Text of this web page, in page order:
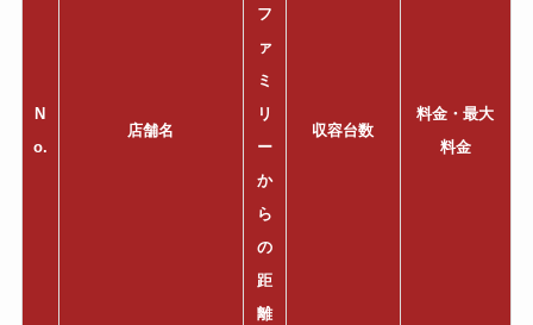
N
o.
店舗名
フ
ァ
ミ
リ
ー
か
ら
の
距
離
収容台数
料金・最大
料金